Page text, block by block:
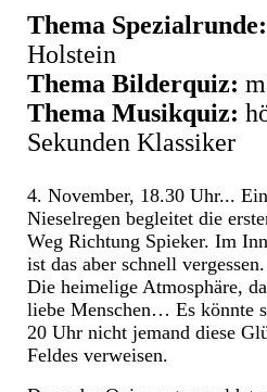
Thema Spezialrunde:
Holstein
Thema Bilderquiz:
Thema Musikquiz:
Sekunden Klassiker
4. November, 18.30 Uhr...
Nieselregen begleitet die
Weg Richtung Spieker. Im
ist das aber schnell vergessen.
Die heimelige Atmosphäre,
liebe Menschen… Es könnte
20 Uhr nicht jemand diese
Feldes verweisen.